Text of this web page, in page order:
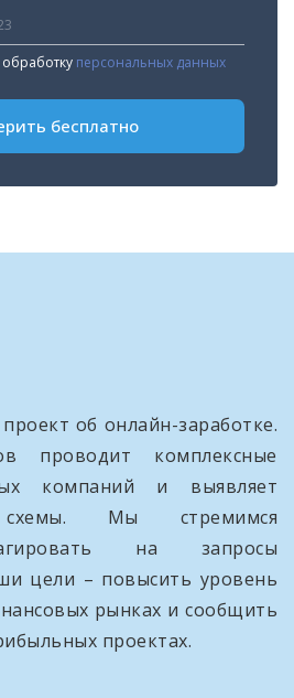
персональных данных
бесплатно
об онлайн-заработке.
проводит комплексные
компаний и выявляет
схемы. Мы стремимся
на запросы
цели – повысить уровень
рынках и сообщить
проектах.